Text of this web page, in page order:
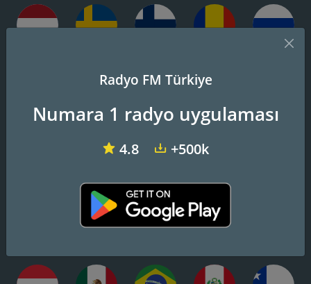
Radyo FM Türkiye
Numara 1 radyo uygulaması
4.8 +500k